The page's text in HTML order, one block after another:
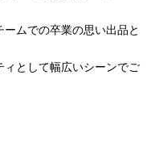
ムでの卒業の思い出品と
として幅広いシーンでご